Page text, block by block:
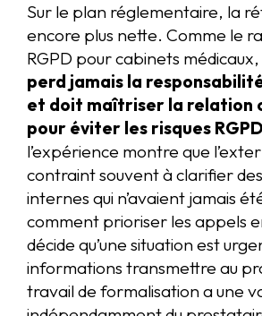
Sur le plan réglementaire, la
encore plus nette. Comme le
RGPD pour cabinets médicaux,
perd jamais la
et doit maîtriser la relation
pour éviter les risques RGPD
l’expérience montre que
contraint souvent à clarifier
internes qui n’avaient jamais
comment prioriser les appels
décide qu’une situation est
informations transmettre au
travail de formalisation a une